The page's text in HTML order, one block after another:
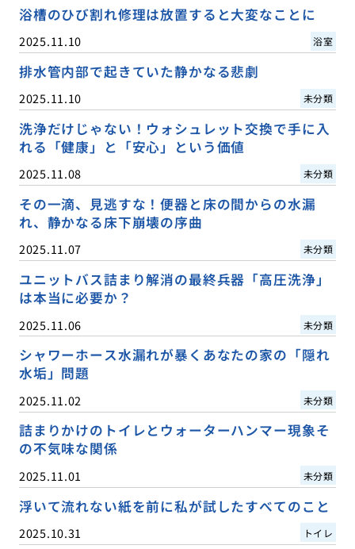
浴槽のひび割れ修理は放置すると大変なことに
2025.11.10 浴室
排水管内部で起きていた静かなる悲劇
2025.11.10 未分類
洗浄だけじゃない！ウォシュレット交換で手に入
れる「健康」と「安心」という価値
2025.11.08 未分類
その一滴、見逃すな！便器と床の間からの水漏
れ、静かなる床下崩壊の序曲
2025.11.07 未分類
ユニットバス詰まり解消の最終兵器「高圧洗浄」
は本当に必要か？
2025.11.06 未分類
シャワーホース水漏れが暴くあなたの家の「隠れ
水垢」問題
2025.11.02 未分類
詰まりかけのトイレとウォーターハンマー現象そ
の不気味な関係
2025.11.01 未分類
浮いて流れない紙を前に私が試したすべてのこと
2025.10.31 トイレ